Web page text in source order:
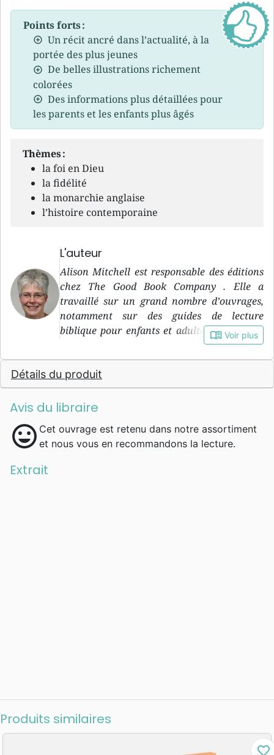
Points forts :
Un récit ancré dans l’actualité, à la
portée des plus jeunes
De belles illustrations richement
colorées
Des informations plus détaillées pour
les parents et les enfants plus âgés
Thèmes :
la foi en Dieu
la fidélité
la monarchie anglaise
l’histoire contemporaine
L'auteur
Alison Mitchell est responsable des éditions
chez The Good Book Company . Elle a
travaillé sur un grand nombre d’ouvrages,
notamment sur des guides de lecture
biblique pour enfants et adultes, et est elle-
même l’auteure de plusieurs livres pour
enfants très appréciés, dont La tempête qui
s’est arrêtée , Jésus et la fosse aux lions et
Miracle à une heure de l’après-midi .
book_open Voir plus
Détails du produit
Avis du libraire
mood Cet ouvrage est retenu dans notre assortiment
et nous vous en recommandons la lecture.
Extrait
Produits similaires
favorite_border